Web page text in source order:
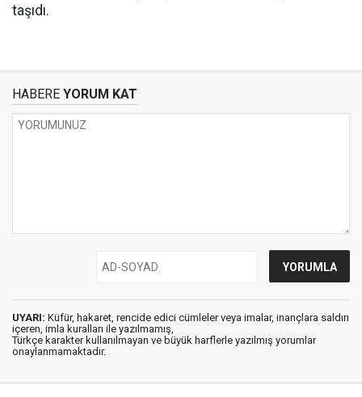
taşıdı.
HABERE YORUM KAT
UYARI: Küfür, hakaret, rencide edici cümleler veya imalar, inançlara saldırı
içeren, imla kuralları ile yazılmamış,
Türkçe karakter kullanılmayan ve büyük harflerle yazılmış yorumlar
onaylanmamaktadır.